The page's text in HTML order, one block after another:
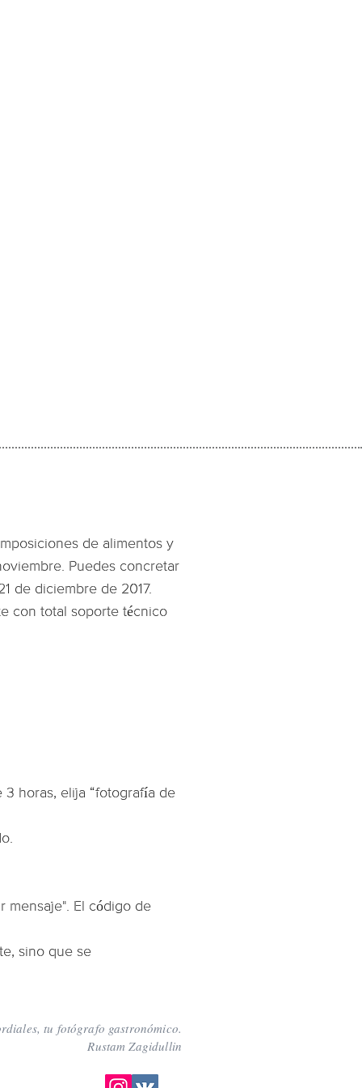
de alimentos y
Puedes concretar
de diciembre de 2017.
con total soporte técnico
3 horas, elija “fotografía de
mensaje". El código de
sino que se
tu fotógrafo gastronómico.
Rustam Zagidullin